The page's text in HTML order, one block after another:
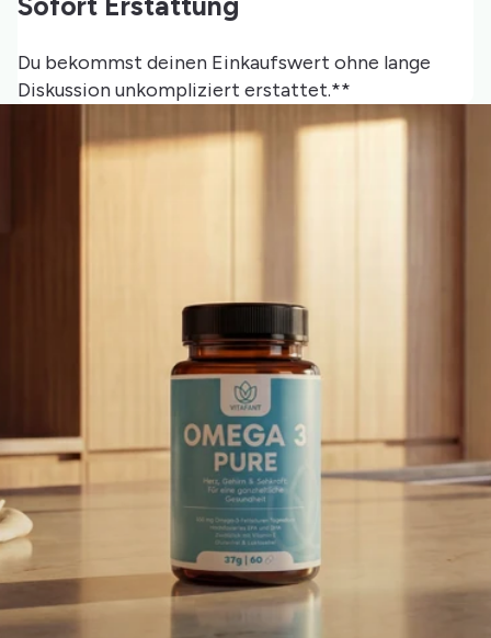
Du bekommst deinen Einkaufswert ohne lange
Diskussion unkompliziert erstattet.**